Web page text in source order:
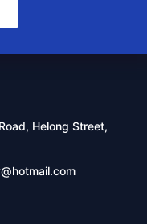
Helong Street,